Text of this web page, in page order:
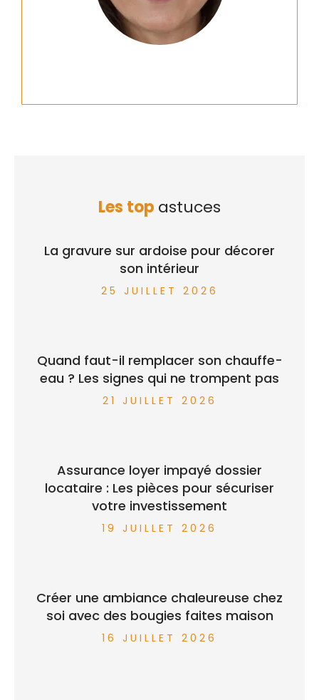
Les top astuces
La gravure sur ardoise pour décorer
son intérieur
25 JUILLET 2026
Quand faut-il remplacer son chauffe-
eau ? Les signes qui ne trompent pas
21 JUILLET 2026
Assurance loyer impayé dossier
locataire : Les pièces pour sécuriser
votre investissement
19 JUILLET 2026
Créer une ambiance chaleureuse chez
soi avec des bougies faites maison
16 JUILLET 2026